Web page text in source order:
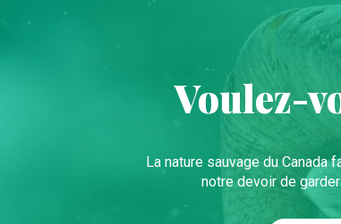
Voulez-
La nature sauvage du Canada
notre devoir de